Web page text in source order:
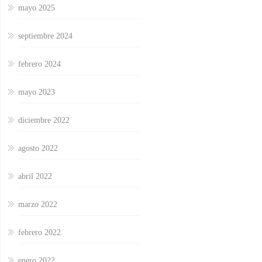
mayo 2025
septiembre 2024
febrero 2024
mayo 2023
diciembre 2022
agosto 2022
abril 2022
marzo 2022
febrero 2022